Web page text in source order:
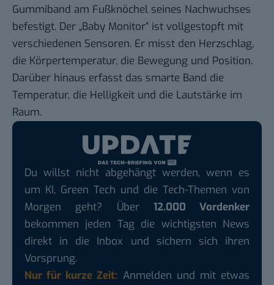
Gummiband am Fußknöchel seines Nachwuchses
befestigt. Der „Baby Monitor“ ist vollgestopft mit
verschiedenen Sensoren. Er misst den Herzschlag,
die Körpertemperatur, die Bewegung und Position.
Darüber hinaus erfasst das smarte Band die
Temperatur, die Helligkeit und die Lautstärke im
Raum.
Du willst nicht abgehängt werden, wenn es
um KI, Green Tech und die Tech-Themen von
Morgen geht? Über 12.000 Vordenker
bekommen jeden Tag die wichtigsten News
direkt in die Inbox und sichern sich ihren
Vorsprung.
Nur für kurze Zeit: Anmelden und mit etwas